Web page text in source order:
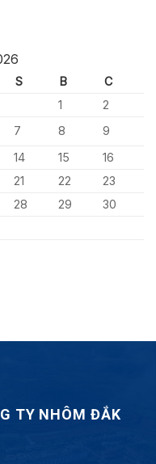
S B
C
1
2
7 8
9
14 15
16
21 22
23
28 29
30
TY NHÔM ĐẮK